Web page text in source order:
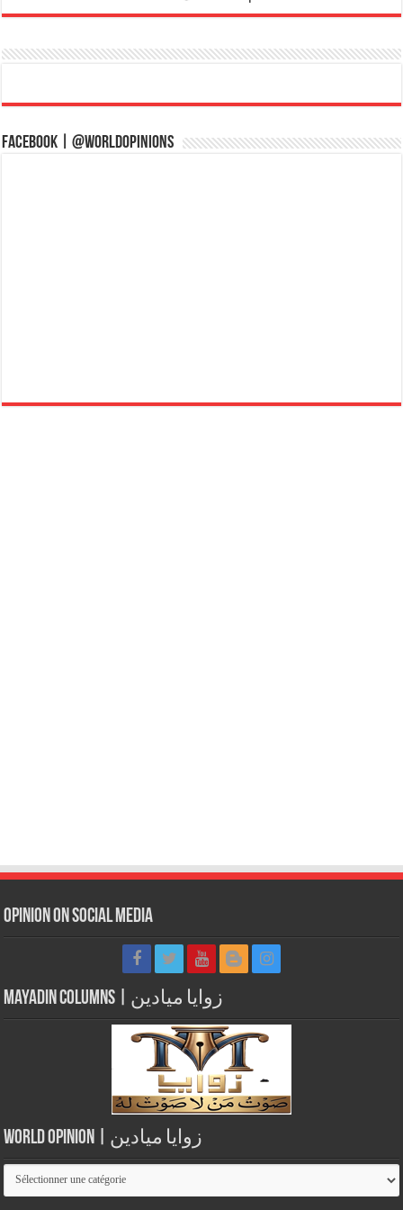
Facebook | @WorldOpinions
Opinion on Social Media
Mayadin Columns | زوايا ميادين
World Opinion | زوايا ميادين
World
Opinion